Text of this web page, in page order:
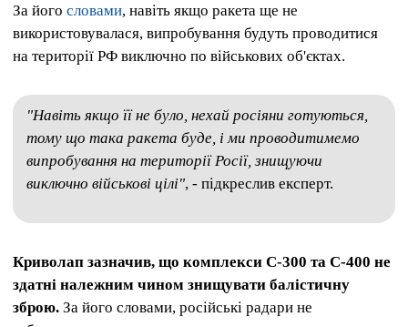
За його словами, навіть якщо ракета ще не
використовувалася, випробування будуть проводитися
на території РФ виключно по військових об'єктах.
"Навіть якщо її не було, нехай росіяни готуються,
тому що така ракета буде, і ми проводитимемо
випробування на території Росії, знищуючи
виключно військові цілі", - підкреслив експерт.
Криволап зазначив, що комплекси С-300 та С-400 не
здатні належним чином знищувати балістичну
зброю. За його словами, російські радари не